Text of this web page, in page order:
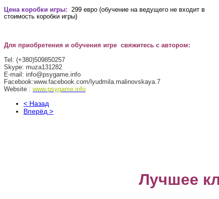
Цена коробки игры:
299 евро (обучение на ведущего не входит в
стоимость коробки игры)
Для приобретения и обучения игре свяжитесь с автором:
Tel: (+380)509850257
Skype: muza131282
E-mail: info@psygame.info
Facebook:www.facebook.com/lyudmila.malinovskaya.7
Website : www.psygame.info
< Назад
Вперёд >
Лучшее